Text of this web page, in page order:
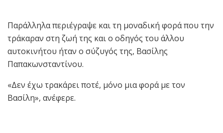
Παράλληλα περιέγραψε και τη μοναδική φορά που την
τράκαραν στη ζωή της και ο οδηγός του άλλου
αυτοκινήτου ήταν ο σύζυγός της, Βασίλης
Παπακωνσταντίνου.
«Δεν έχω τρακάρει ποτέ, μόνο μια φορά με τον
Βασίλη», ανέφερε.